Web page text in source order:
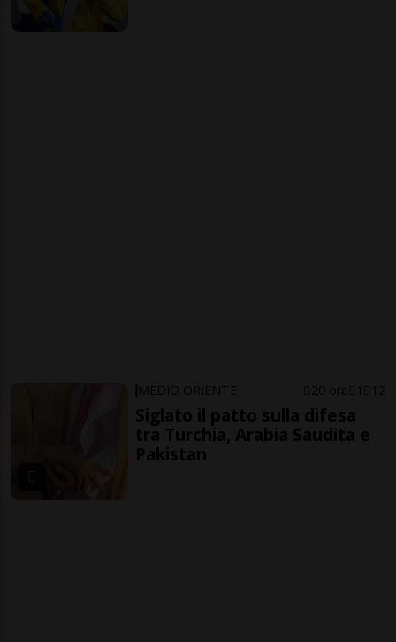
MEDIO ORIENTE 20 ore 1 12
Siglato il patto sulla difesa
tra Turchia, Arabia Saudita e
Pakistan